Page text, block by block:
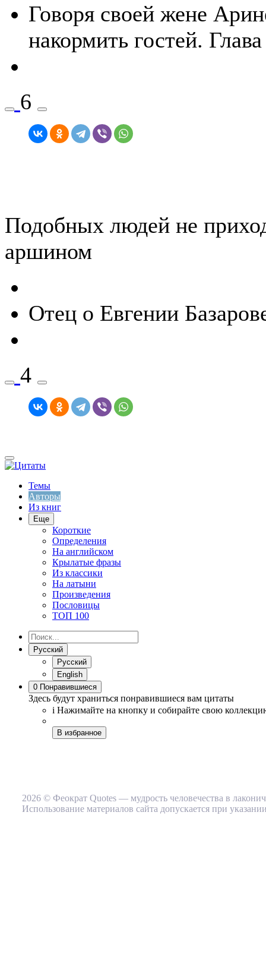
Говоря своей жене
накормить гостей.
6
Подобных людей не
аршином
Отец о Евгении
4
Темы
Авторы
Из книг
Еще
Короткие
Определения
На английском
Крылатые фразы
Из классики
На латыни
Произведения
Пословицы
ТОП 100
Русский
Русский
English
0 Понравившиеся
Здесь будут храниться понравившиеся вам цитаты
i Нажимайте на кнопку и собирайте свою
В избранное
2026 © Феократ Quotes — мудрость человечества в
Использование материалов сайта допускается при